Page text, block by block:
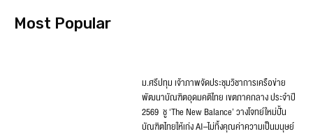
Most Popular
ม.ศรีปทุม เจ้าภาพจัดประชุมวิชาการเครือข่าย
พัฒนาบัณฑิตอุดมคติไทย เขตภาคกลาง ประจำปี
2569 ชู ‘The New Balance’ วางโจทย์ใหม่ปั้น
บัณฑิตไทยให้เก่ง AI–ไม่ทิ้งคุณค่าความเป็นมนุษย์